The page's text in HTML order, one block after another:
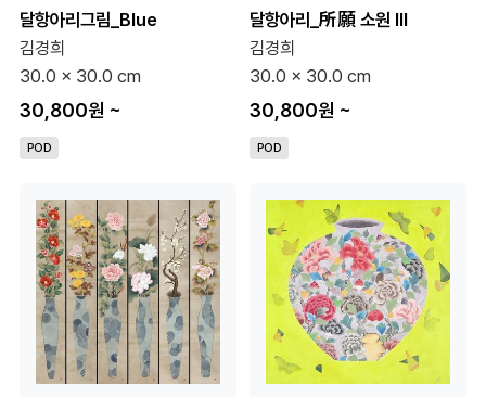
달항아리그림_Blue
김경희
30.0 x 30.0 cm
30,800원 ~
POD
달항아리_所願 소원 III
김경희
30.0 x 30.0 cm
30,800원 ~
POD